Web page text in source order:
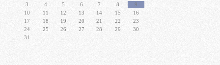
3
4 5 6 7 8
9
10
11 12 13 14 15
16
17
18 19 20 21 22
23
24
25 26 27 28 29
30
31